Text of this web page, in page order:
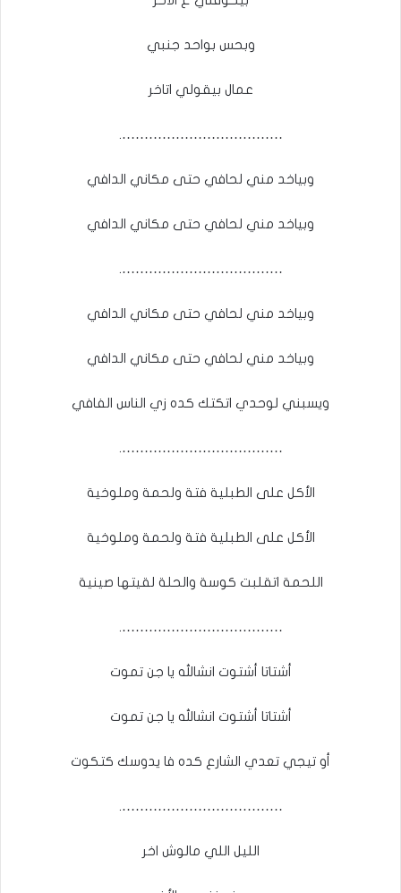
وبحس بواحد جنبي
عمال بيقولي اتاخر
……………………………….
وبياخد مني لحافي حتى مكاني الدافي
وبياخد مني لحافي حتى مكاني الدافي
……………………………….
وبياخد مني لحافي حتى مكاني الدافي
وبياخد مني لحافي حتى مكاني الدافي
ويسبني لوحدي اتكتك كده زي الناس الفافي
……………………………….
الأكل على الطبلية فتة ولحمة وملوخية
الأكل على الطبلية فتة ولحمة وملوخية
اللحمة اتقلبت كوسة والحلة لقيتها صينية
……………………………….
أشتاتا أشتوت انشالله يا جن تموت
أشتاتا أشتوت انشالله يا جن تموت
أو تيجي تعدي الشارع كده فا يدوسك كتكوت
……………………………….
الليل اللي مالوش اخر